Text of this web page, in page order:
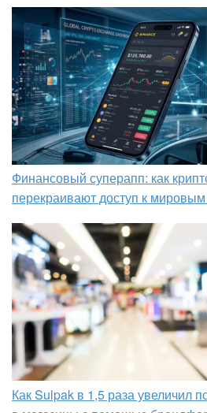
Финансовый суперапп: как
перекраивают доступ к
Как Sulpak в 1,5 раза увеличил